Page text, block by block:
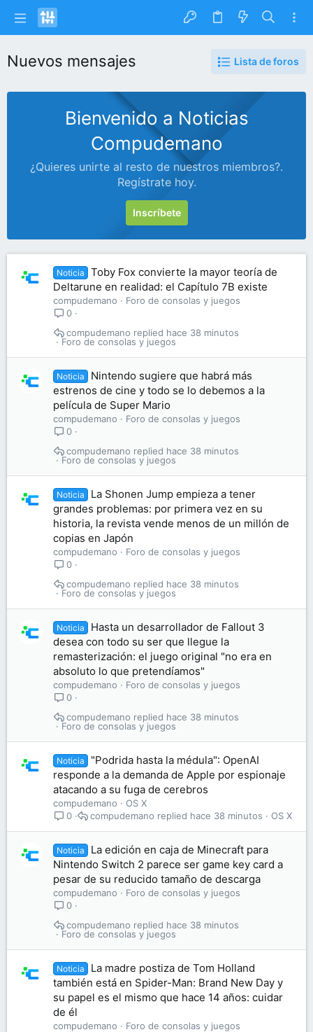
Nuevos mensajes Lista de foros
Bienvenido a Noticias
Compudemano
¿Quieres unirte al resto de nuestros miembros?.
Regístrate hoy.
Inscríbete
Noticia
Toby Fox convierte la mayor teoría de
Deltarune en realidad: el Capítulo 7B existe
compudemano
Foro de consolas y juegos
0
Foro de consolas y juegos
hace 38 minutos
compudemano
Noticia
Nintendo sugiere que habrá más
estrenos de cine y todo se lo debemos a la
película de Super Mario
compudemano
Foro de consolas y juegos
0
Foro de consolas y juegos
hace 38 minutos
compudemano
Noticia
La Shonen Jump empieza a tener
grandes problemas: por primera vez en su
historia, la revista vende menos de un millón de
copias en Japón
compudemano
Foro de consolas y juegos
0
Foro de consolas y juegos
hace 38 minutos
compudemano
Noticia
Hasta un desarrollador de Fallout 3
desea con todo su ser que llegue la
remasterización: el juego original "no era en
absoluto lo que pretendíamos"
compudemano
Foro de consolas y juegos
0
Foro de consolas y juegos
hace 38 minutos
compudemano
Noticia
"Podrida hasta la médula": OpenAI
responde a la demanda de Apple por espionaje
atacando a su fuga de cerebros
compudemano
OS X
0
OS X
hace 38 minutos
compudemano
Noticia
La edición en caja de Minecraft para
Nintendo Switch 2 parece ser game key card a
pesar de su reducido tamaño de descarga
compudemano
Foro de consolas y juegos
0
Foro de consolas y juegos
hace 38 minutos
compudemano
Noticia
La madre postiza de Tom Holland
también está en Spider-Man: Brand New Day y
su papel es el mismo que hace 14 años: cuidar
de él
compudemano
Foro de consolas y juegos